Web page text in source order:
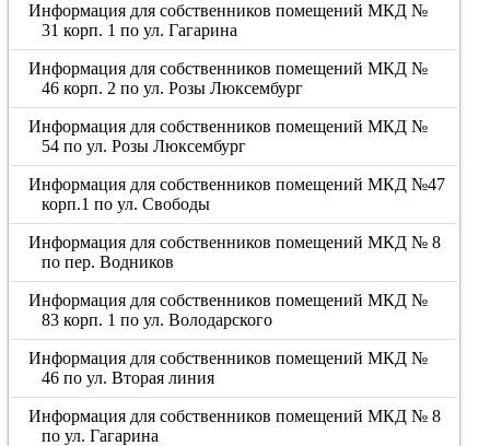
Информация для собственников помещений МКД №
31 корп. 1 по ул. Гагарина
Информация для собственников помещений МКД №
46 корп. 2 по ул. Розы Люксембург
Информация для собственников помещений МКД №
54 по ул. Розы Люксембург
Информация для собственников помещений МКД №47
корп.1 по ул. Свободы
Информация для собственников помещений МКД № 8
по пер. Водников
Информация для собственников помещений МКД №
83 корп. 1 по ул. Володарского
Информация для собственников помещений МКД №
46 по ул. Вторая линия
Информация для собственников помещений МКД № 8
по ул. Гагарина